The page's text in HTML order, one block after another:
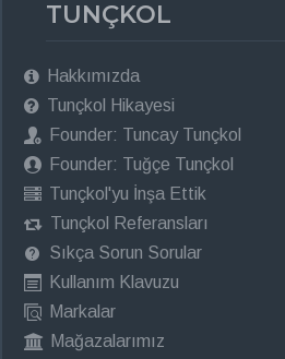
TUNÇKOL
Hakkımızda
Tunçkol Hikayesi
Founder: Tuncay Tunçkol
Founder: Tuğçe Tunçkol
Tunçkol'yu İnşa Ettik
Tunçkol Referansları
Sıkça Sorun Sorular
Kullanım Klavuzu
Markalar
Mağazalarımız